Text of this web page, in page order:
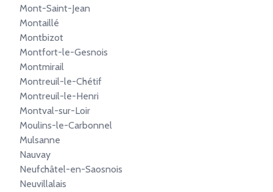
Mont-Saint-Jean
Montaillé
Montbizot
Montfort-le-Gesnois
Montmirail
Montreuil-le-Chétif
Montreuil-le-Henri
Montval-sur-Loir
Moulins-le-Carbonnel
Mulsanne
Nauvay
Neufchâtel-en-Saosnois
Neuvillalais